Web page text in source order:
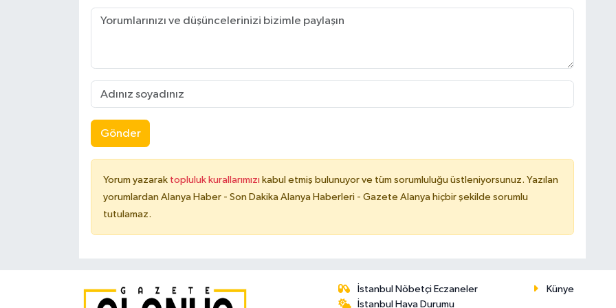
Gönder
Yorum yazarak topluluk kurallarımızı kabul etmiş bulunuyor ve tüm sorumluluğu üstleniyorsunuz. Yazılan
yorumlardan Alanya Haber - Son Dakika Alanya Haberleri - Gazete Alanya hiçbir şekilde sorumlu
tutulamaz.
İstanbul Nöbetçi Eczaneler
İstanbul Hava Durumu
Künye